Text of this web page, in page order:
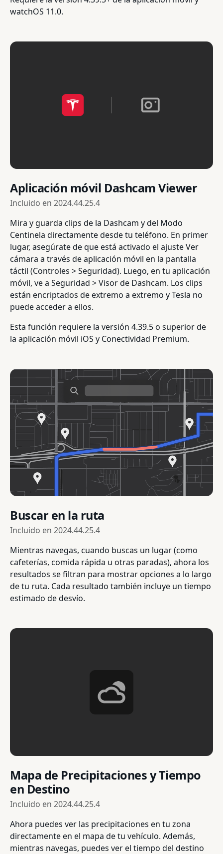
watchOS 11.0.
Aplicación móvil Dashcam Viewer
Incluido en 2024.44.25.4
Mira y guarda clips de la Dashcam y del Modo
Centinela directamente desde tu teléfono. En primer
lugar, asegúrate de que está activado el ajuste Ver
cámara a través de aplicación móvil en la pantalla
táctil (Controles > Seguridad). Luego, en tu aplicación
móvil, ve a Seguridad > Visor de Dashcam. Los clips
están encriptados de extremo a extremo y Tesla no
puede acceder a ellos.
Esta función requiere la versión 4.39.5 o superior de
la aplicación móvil iOS y Conectividad Premium.
Buscar en la ruta
Incluido en 2024.44.25.4
Mientras navegas, cuando buscas un lugar (como
cafeterías, comida rápida u otras paradas), ahora los
resultados se filtran para mostrar opciones a lo largo
de tu ruta. Cada resultado también incluye un tiempo
estimado de desvío.
Mapa de Precipitaciones y Tiempo
en Destino
Incluido en 2024.44.25.4
Ahora puedes ver las precipitaciones en tu zona
directamente en el mapa de tu vehículo. Además,
mientras navegas, puedes ver el tiempo del destino